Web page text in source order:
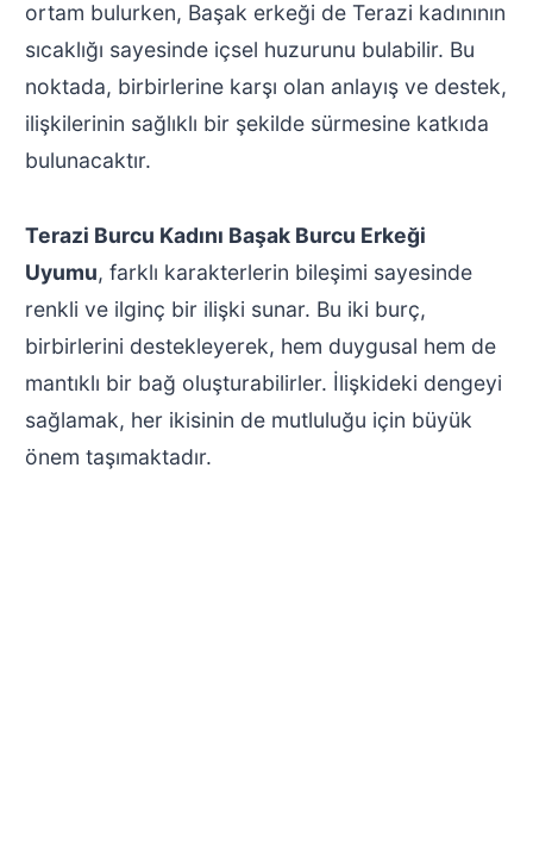
ortam bulurken, Başak erkeği de Terazi kadınının
sıcaklığı sayesinde içsel huzurunu bulabilir. Bu
noktada, birbirlerine karşı olan anlayış ve destek,
ilişkilerinin sağlıklı bir şekilde sürmesine katkıda
bulunacaktır.
Terazi Burcu Kadını Başak Burcu Erkeği
Uyumu, farklı karakterlerin bileşimi sayesinde
renkli ve ilginç bir ilişki sunar. Bu iki burç,
birbirlerini destekleyerek, hem duygusal hem de
mantıklı bir bağ oluşturabilirler. İlişkideki dengeyi
sağlamak, her ikisinin de mutluluğu için büyük
önem taşımaktadır.